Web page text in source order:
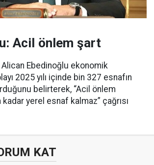
Acil önlem şart
Alican Ebedinoğlu ekonomik
2025 yılı içinde bin 327 esnafın
belirterek, “Acil önlem
kadar yerel esnaf kalmaz” çağrısı
KAT